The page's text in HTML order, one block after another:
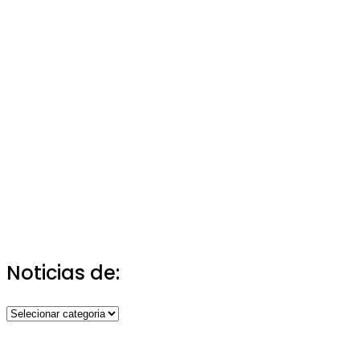
Noticias de:
Noticias